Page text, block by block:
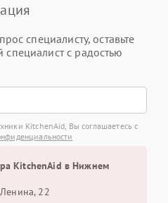
специалисту, оставьте
с радостью
KitchenAid, Вы соглашаетесь с
KitchenAid в Нижнем
22